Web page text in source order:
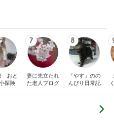
おと
探険
7
妻に先立たれ
た老人ブログ
8
「やす」のの
んびり日常記